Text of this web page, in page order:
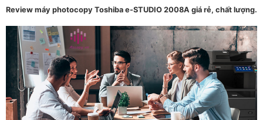
Review máy photocopy Toshiba e-STUDIO 2008A giá rẻ, chất lượng.